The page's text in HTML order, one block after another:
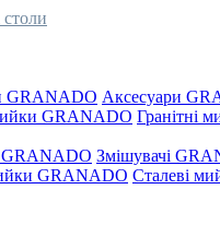
Аксесуари
Гранітні
Змішувачі
Сталеві